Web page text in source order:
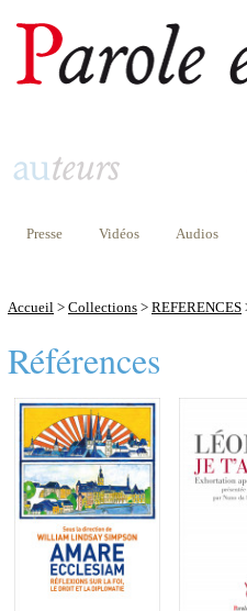
Presse Vidéos Audios
Accueil > Collections > REFERENCES
Références